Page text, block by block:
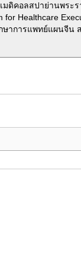
ดิคอลสปาย่านพระ
Healthcare
การแพทย์แผนจีน